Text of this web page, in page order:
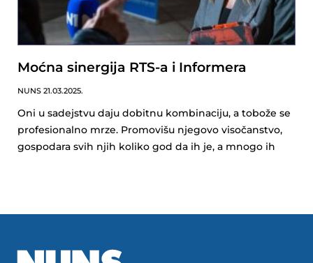
Moćna sinergija RTS-a i Informera
NUNS 21.03.2025.
Oni u sadejstvu daju dobitnu kombinaciju, a tobože se
profesionalno mrze. Promovišu njegovo visočanstvo,
gospodara svih njih koliko god da ih je, a mnogo ih